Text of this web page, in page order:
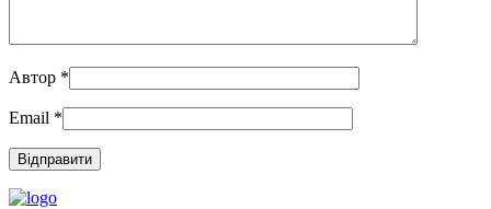
Автор *
Email *